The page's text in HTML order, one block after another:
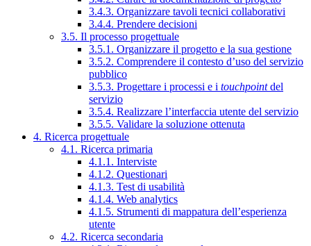
3.4.3. Organizzare tavoli tecnici collaborativi
3.4.4. Prendere decisioni
3.5. Il processo progettuale
3.5.1. Organizzare il progetto e la sua gestione
3.5.2. Comprendere il contesto d’uso del servizio
pubblico
3.5.3. Progettare i processi e i touchpointdel
servizio
3.5.4. Realizzare l’interfaccia utente del servizio
3.5.5. Validare la soluzione ottenuta
4. Ricerca progettuale
4.1. Ricerca primaria
4.1.1. Interviste
4.1.2. Questionari
4.1.3. Test di usabilità
4.1.4. Web analytics
4.1.5. Strumenti di mappatura dell’esperienza
utente
4.2. Ricerca secondaria